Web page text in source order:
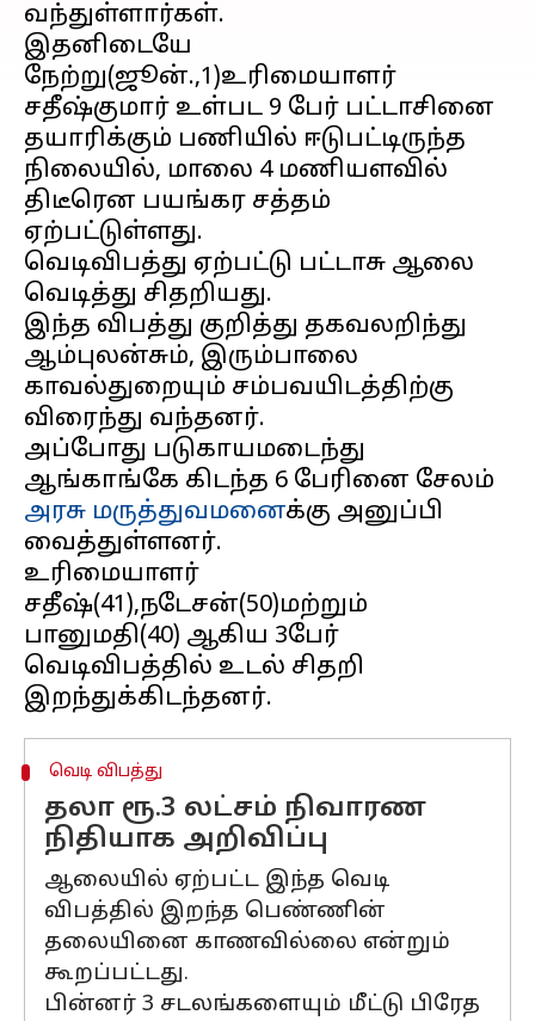
வந்துள்ளார்கள்.
இதனிடையே
நேற்று(ஜூன்.,1)உரிமையாளர்
சதீஷ்குமார் உள்பட 9 பேர் பட்டாசினை
தயாரிக்கும் பணியில் ஈடுபட்டிருந்த
நிலையில், மாலை 4 மணியளவில்
திடீரென பயங்கர சத்தம்
ஏற்பட்டுள்ளது.
வெடிவிபத்து ஏற்பட்டு பட்டாசு ஆலை
வெடித்து சிதறியது.
இந்த விபத்து குறித்து தகவலறிந்து
ஆம்புலன்சும், இரும்பாலை
காவல்துறையும் சம்பவயிடத்திற்கு
விரைந்து வந்தனர்.
அப்போது படுகாயமடைந்து
ஆங்காங்கே கிடந்த 6 பேரினை சேலம்
அரசு மருத்துவமனைக்கு அனுப்பி
வைத்துள்ளனர்.
உரிமையாளர்
சதீஷ்(41),நடேசன்(50)மற்றும்
பானுமதி(40) ஆகிய 3பேர்
வெடிவிபத்தில் உடல் சிதறி
வெடி விபத்து
தலா ரூ.3 லட்சம் நிவாரண
நிதியாக அறிவிப்பு
ஆலையில் ஏற்பட்ட இந்த வெடி
விபத்தில் இறந்த பெண்ணின்
தலையினை காணவில்லை என்றும்
கூறப்பட்டது.
பின்னர் 3 சடலங்களையும் மீட்டு பிரேத